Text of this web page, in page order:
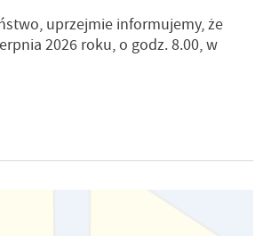
uprzejmie informujemy, że
2026 roku, o godz. 8.00, w